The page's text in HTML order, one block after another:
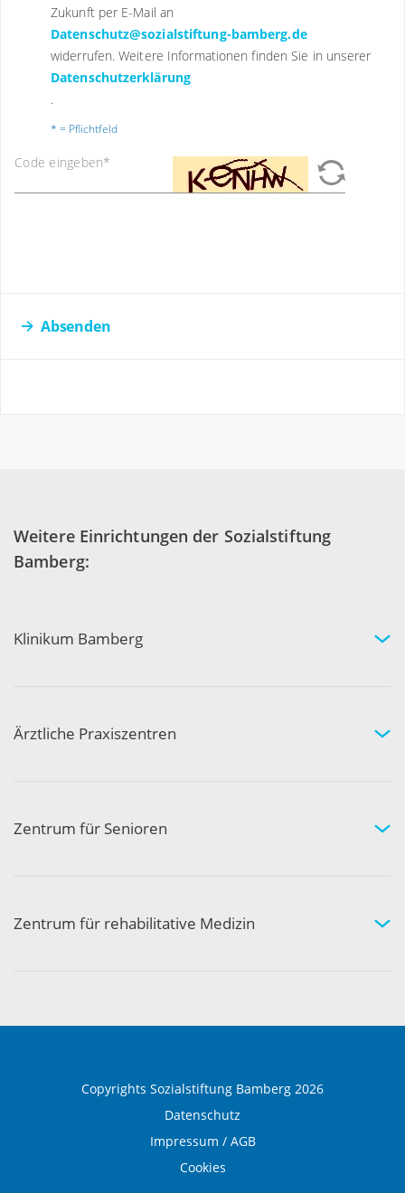
Zukunft per E-Mail an
Datenschutz@sozialstiftung-bamberg.de
widerrufen. Weitere Informationen finden Sie in unserer
Datenschutzerklärung
.
* = Pflichtfeld
Code eingeben*
Absenden
Weitere Einrichtungen der Sozialstiftung
Bamberg:
Klinikum Bamberg
Ihre Sicherheit
Ärztliche Praxiszentren
Kompetenznetzwerk
Zentrum für Senioren
Aktivität und Gemeinschaft
Zentrum für rehabilitative Medizin
Copyrights Sozialstiftung Bamberg 2026
Datenschutz
Impressum / AGB
Cookies